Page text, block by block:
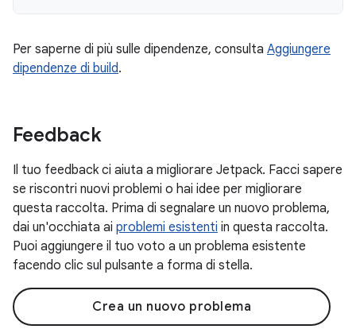
Per saperne di più sulle dipendenze, consulta Aggiungere
dipendenze di build.
Feedback
Il tuo feedback ci aiuta a migliorare Jetpack. Facci sapere
se riscontri nuovi problemi o hai idee per migliorare
questa raccolta. Prima di segnalare un nuovo problema,
dai un'occhiata ai problemi esistenti in questa raccolta.
Puoi aggiungere il tuo voto a un problema esistente
facendo clic sul pulsante a forma di stella.
Crea un nuovo problema